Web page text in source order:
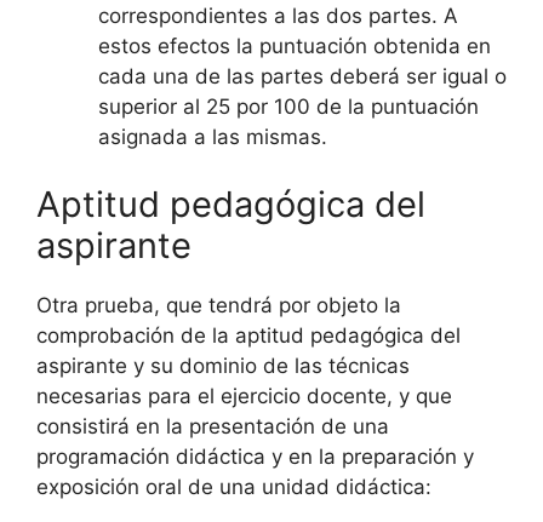
correspondientes a las dos partes. A
estos efectos la puntuación obtenida en
cada una de las partes deberá ser igual o
superior al 25 por 100 de la puntuación
asignada a las mismas.
Aptitud pedagógica del
aspirante
Otra prueba, que tendrá por objeto la
comprobación de la aptitud pedagógica del
aspirante y su dominio de las técnicas
necesarias para el ejercicio docente, y que
consistirá en la presentación de una
programación didáctica y en la preparación y
exposición oral de una unidad didáctica: